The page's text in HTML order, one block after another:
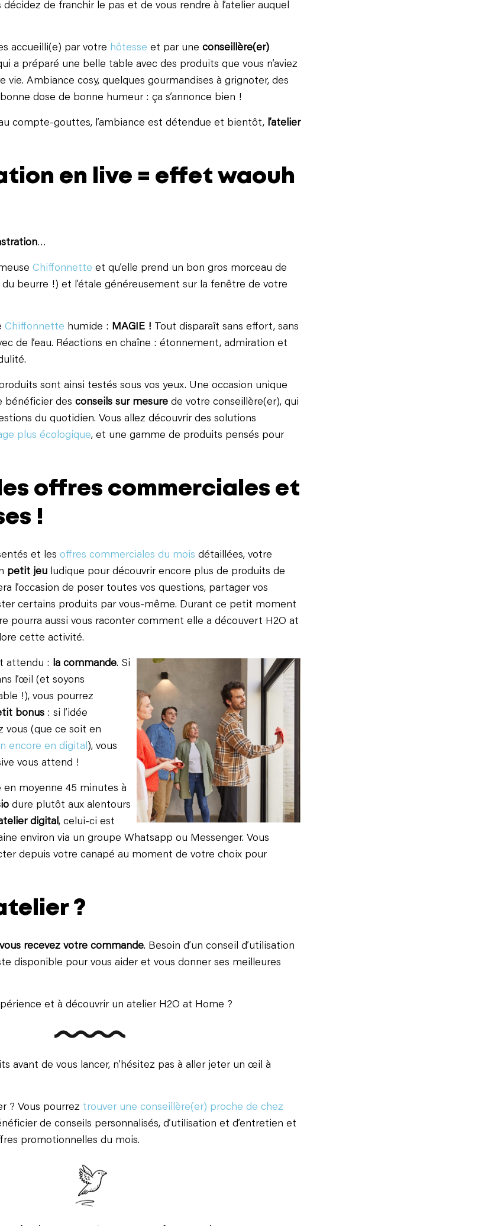
de franchir le pas et de vous rendre à l’atelier auquel
accueilli(e) par votre hôtesse et par une conseillère(er)
a préparé une belle table avec des produits que vous n’aviez
vie. Ambiance cosy, quelques gourmandises à grignoter, des
dose de bonne humeur : ça s’annonce bien !
compte-gouttes, l’ambiance est détendue et bientôt, l’atelier
en live = effet waouh
…
Chiffonnette et qu’elle prend un bon gros morceau de
beurre !) et l’étale généreusement sur la fenêtre de votre
Chiffonnette humide : MAGIE ! Tout disparaît sans effort, sans
de l’eau. Réactions en chaîne : étonnement, admiration et
sont ainsi testés sous vos yeux. Une occasion unique
bénéficier des conseils sur mesure de votre conseillère(er), qui
du quotidien. Vous allez découvrir des solutions
plus écologique, et une gamme de produits pensés pour
offres commerciales et
!
et les offres commerciales du mois détaillées, votre
petit jeu ludique pour découvrir encore plus de produits de
l’occasion de poser toutes vos questions, partager vos
certains produits par vous-même. Durant ce petit moment
pourra aussi vous raconter comment elle a découvert H2O at
cette activité.
attendu : la commande. Si
l’œil (et soyons
!), vous pourrez
bonus : si l’idée
vous (que ce soit en
encore en digital), vous
vous attend !
en moyenne 45 minutes à
dure plutôt aux alentours
digital, celui-ci est
environ via un groupe Whatsapp ou Messenger. Vous
depuis votre canapé au moment de votre choix pour
?
vous recevez votre commande. Besoin d’un conseil d’utilisation
disponible pour vous aider et vous donner ses meilleures
et à découvrir un atelier H2O at Home ?
avant de vous lancer, n’hésitez pas à aller jeter un œil à
? Vous pourrez trouver une conseillère(er) proche de chez
de conseils personnalisés, d’utilisation et d’entretien et
promotionnelles du mois.